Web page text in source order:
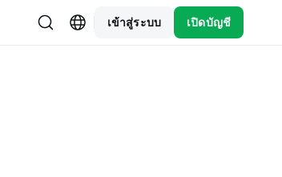
เข้าสู่ระบบ เปิดบัญชี